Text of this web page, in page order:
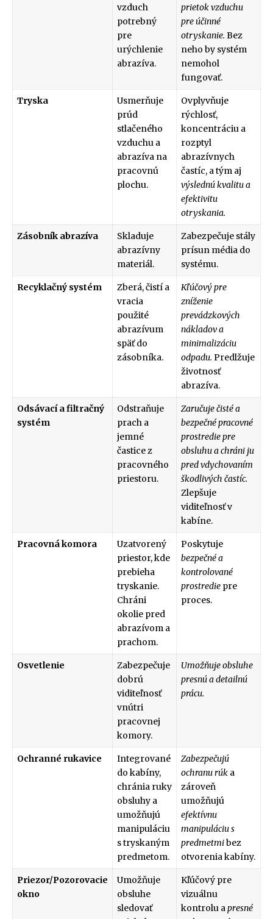
vzduch
potrebný
pre
urýchlenie
abrazíva.
prietok vzduchu
pre účinné
otryskanie. Bez
neho by systém
nemohol
fungovať.
Tryska
Usmerňuje
prúd
stlačeného
vzduchu a
abrazíva na
pracovnú
plochu.
Ovplyvňuje
rýchlosť,
koncentráciu a
rozptyl
abrazívnych
častíc, a tým aj
výslednú kvalitu a
efektivitu
otryskania.
Zásobník abrazíva
Skladuje
abrazívny
materiál.
Zabezpečuje stály
prísun média do
systému.
Recyklačný systém
Zberá, čistí a
vracia
použité
abrazívum
späť do
zásobníka.
Kľúčový pre
zníženie
prevádzkových
nákladov a
minimalizáciu
odpadu. Predlžuje
životnosť
abrazíva.
Odsávací a filtračný
systém
Odstraňuje
prach a
jemné
častice z
pracovného
priestoru.
Zaručuje čisté a
bezpečné pracovné
prostredie pre
obsluhu a chráni ju
pred vdychovaním
škodlivých častíc.
Zlepšuje
viditeľnosť v
kabíne.
Pracovná komora
Uzatvorený
priestor, kde
prebieha
tryskanie.
Chráni
okolie pred
abrazívom a
prachom.
Poskytuje
bezpečné a
kontrolované
prostredie pre
proces.
Osvetlenie
Zabezpečuje
dobrú
viditeľnosť
vnútri
pracovnej
komory.
Umožňuje obsluhe
presnú a detailnú
prácu.
Ochranné rukavice
Integrované
do kabíny,
chránia ruky
obsluhy a
umožňujú
manipuláciu
s tryskaným
predmetom.
Zabezpečujú
ochranu rúk a
zároveň
umožňujú
efektívnu
manipuláciu s
predmetmibez
otvorenia kabíny.
Priezor/Pozorovacie
okno
Umožňuje
obsluhe
sledovať
Kľúčový pre
vizuálnu
kontrolu apresné